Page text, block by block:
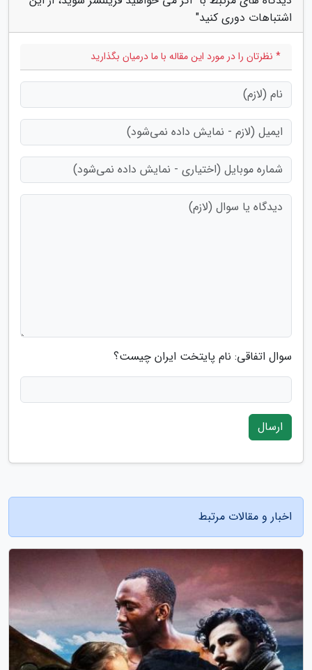
اشتباهات دوری کنید"
* نظرتان را در مورد این مقاله با ما درمیان بگذارید
سوال اتفاقی: نام پایتخت ایران چیست؟
ارسال
اخبار و مقالات مرتبط